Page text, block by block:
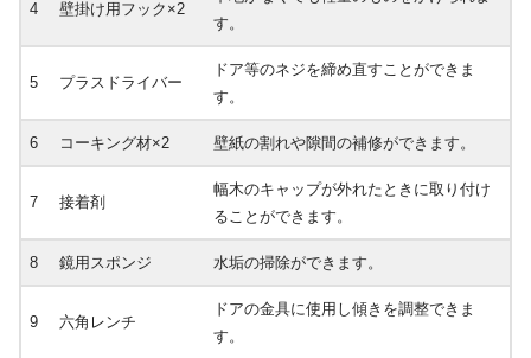
4 壁掛け用フック×2
す。
5 プラスドライバー
ドア等のネジを締め直すことができま
す。
6 コーキング材×2 壁紙の割れや隙間の補修ができます。
7 接着剤
幅木のキャップが外れたときに取り付け
ることができます。
8 鏡用スポンジ 水垢の掃除ができます。
9 六角レンチ
ドアの金具に使用し傾きを調整できま
す。